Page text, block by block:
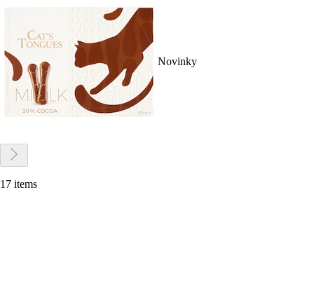
Novinky
17 items